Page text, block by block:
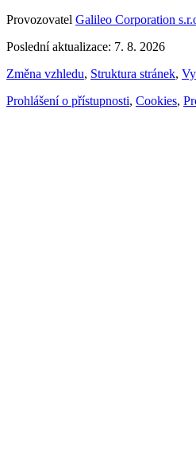
Provozovatel Galileo Corporation
Poslední aktualizace: 7. 8. 2026
Změna vzhledu, Struktura stránek,
Prohlášení o přístupnosti, Cookies,